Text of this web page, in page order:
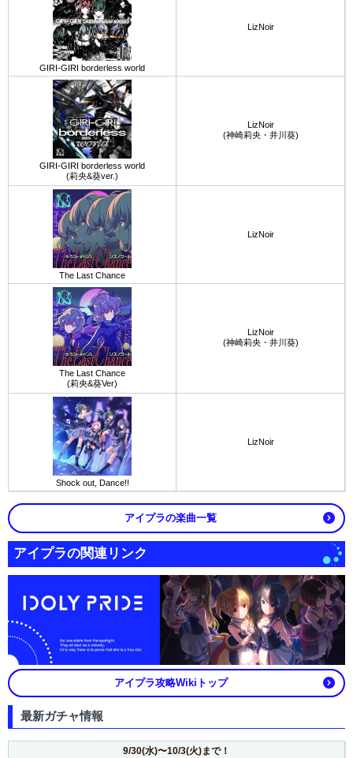
GIRI-GIRI borderless world
LizNoir
GIRI-GIRI borderless world
(莉央&葵ver.)
LizNoir
(神崎莉央・井川葵)
The Last Chance
LizNoir
The Last Chance
(莉央&葵Ver)
LizNoir
(神崎莉央・井川葵)
Shock out, Dance!!
LizNoir
アイプラの楽曲一覧
アイプラの関連リンク
アイプラ攻略Wikiトップ
最新ガチャ情報
9/30(水)〜10/3(火)まで！